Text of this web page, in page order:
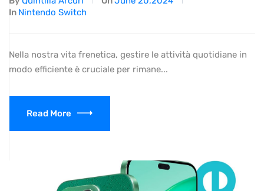
In Nintendo Switch
Nella nostra vita frenetica, gestire le attività quotidiane in
modo efficiente è cruciale per rimane...
Read More